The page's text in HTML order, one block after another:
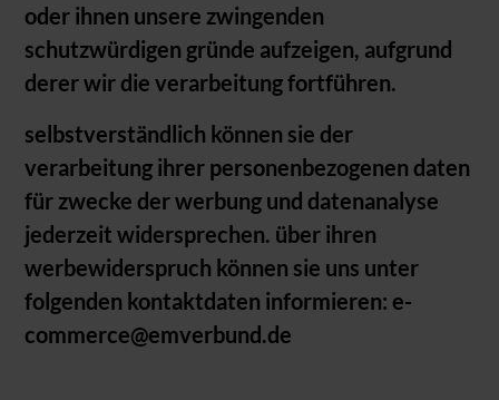
oder ihnen unsere zwingenden
schutzwürdigen gründe aufzeigen, aufgrund
derer wir die verarbeitung fortführen.
selbstverständlich können sie der
verarbeitung ihrer personenbezogenen daten
für zwecke der werbung und datenanalyse
jederzeit widersprechen. über ihren
werbewiderspruch können sie uns unter
folgenden kontaktdaten informieren: e-
commerce@emverbund.de